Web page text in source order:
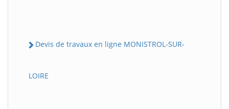
Devis de travaux en ligne MONISTROL-SUR-
LOIRE